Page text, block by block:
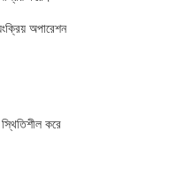
অপারেশন
করে